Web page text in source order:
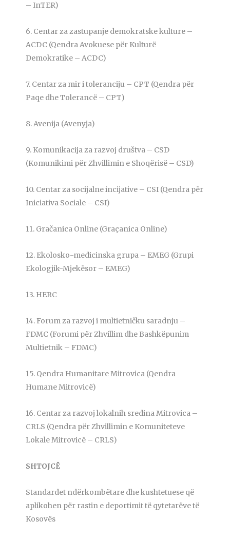
– InTER)
6. Centar za zastupanje demokratske kulture –
ACDC (Qendra Avokuese për Kulturë
Demokratike – ACDC)
7. Centar za mir i toleranciju – CPT (Qendra për
Paqe dhe Tolerancë – CPT)
8. Avenija (Avenyja)
9. Komunikacija za razvoj društva – CSD
(Komunikimi për Zhvillimin e Shoqërisë – CSD)
10. Centar za socijalne incijative – CSI (Qendra për
Iniciativa Sociale – CSI)
11. Gračanica Online (Graçanica Online)
12. Ekolosko-medicinska grupa – EMEG (Grupi
Ekologjik-Mjekësor – EMEG)
13. HERC
14. Forum za razvoj i multietničku saradnju –
FDMC (Forumi për Zhvillim dhe Bashkëpunim
Multietnik – FDMC)
15. Qendra Humanitare Mitrovica (Qendra
Humane Mitrovicë)
16. Centar za razvoj lokalnih sredina Mitrovica –
CRLS (Qendra për Zhvillimin e Komuniteteve
Lokale Mitrovicë – CRLS)
SHTOJCË
Standardet ndërkombëtare dhe kushtetuese që
aplikohen për rastin e deportimit të qytetarëve të
Kosovës